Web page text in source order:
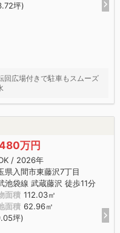
坪)
広場付きで駐車もスムーズ
万円
/ 2026年
県入間市東藤沢7丁目
池袋線 武蔵藤沢 徒歩11分
面積 112.03㎡
面積 62.96㎡
坪)